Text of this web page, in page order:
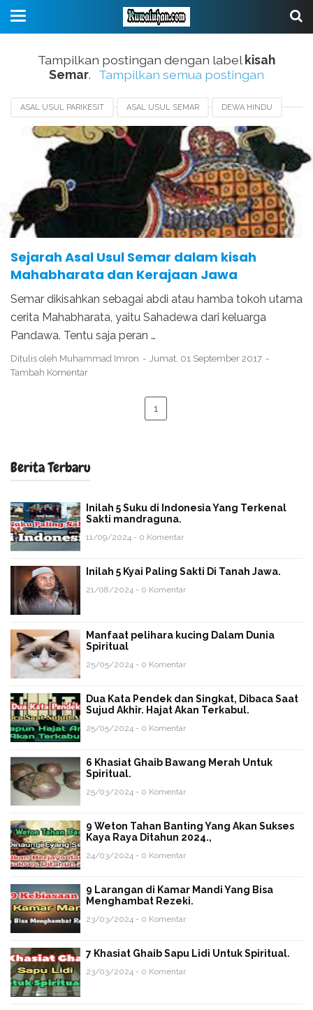
Tampilkan postingan dengan label kisah
Semar. Tampilkan semua postingan
ASAL USUL PARIKESIT ASAL USUL SEMAR DEWA HINDU
KELAHIRAN SEMAR KESAKTIAN SEMAR KISAH SEMAR
MAHABARATA PERAN SEMAR
Sejarah Asal Usul Semar dalam kisah
Mahabharata dan Kerajaan Jawa
Semar dikisahkan sebagai abdi atau hamba tokoh utama
cerita Mahabharata, yaitu Sahadewa dari keluarga
Pandawa. Tentu saja peran …
Ditulis oleh Muhammad Imron
Jumat, 01 September 2017
Tambah Komentar
1
Berita Terbaru
Inilah 5 Suku di Indonesia Yang Terkenal
Sakti mandraguna.
11/09/2024 - 0 Komentar
Inilah 5 Kyai Paling Sakti Di Tanah Jawa.
21/08/2024 - 0 Komentar
Manfaat pelihara kucing Dalam Dunia
Spiritual
25/05/2024 - 0 Komentar
Dua Kata Pendek dan Singkat, Dibaca Saat
Sujud Akhir. Hajat Akan Terkabul.
25/05/2024 - 0 Komentar
6 Khasiat Ghaib Bawang Merah Untuk
Spiritual.
25/03/2024 - 0 Komentar
9 Weton Tahan Banting Yang Akan Sukses
Kaya Raya Ditahun 2024.,
24/03/2024 - 0 Komentar
9 Larangan di Kamar Mandi Yang Bisa
Menghambat Rezeki.
23/03/2024 - 0 Komentar
7 Khasiat Ghaib Sapu Lidi Untuk Spiritual.
23/03/2024 - 0 Komentar